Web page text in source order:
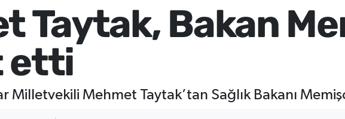
Taytak, Bakan
etti
Milletvekili Mehmet Taytak’tan Sağlık Bakanı